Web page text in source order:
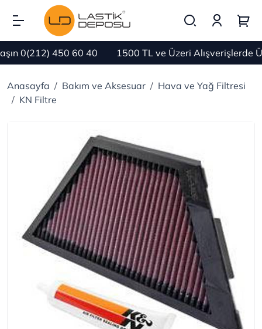
0(212) 450 60 40 1500 TL ve Üzeri Alışverişlerde
Anasayfa Bakım ve Aksesuar
Hava ve Yağ Filtresi
KN Filtre